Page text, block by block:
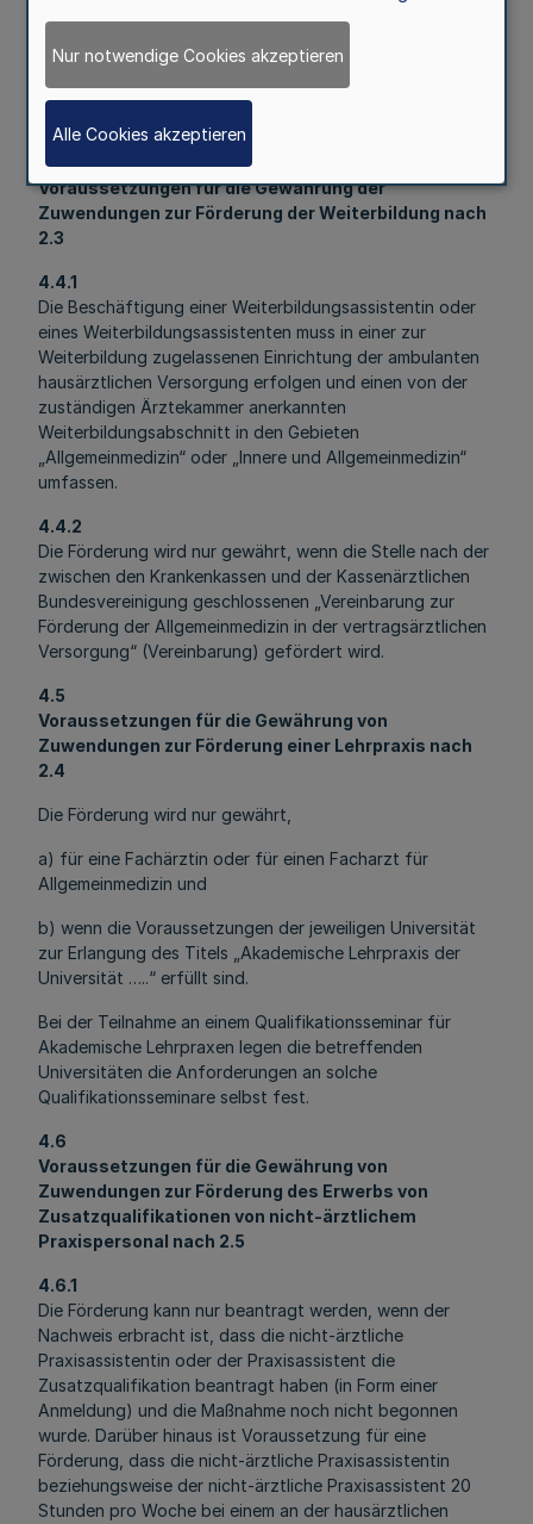
aufgenommen wird und
4.3.3
den Arbeitsvertrag mit der angestellten Ärztin oder dem
4.4
Voraussetzungen für die Gewährung der
Zuwendungen zur Förderung der Weiterbildung nach
2.3
4.4.1
Die Beschäftigung einer Weiterbildungsassistentin oder
eines Weiterbildungsassistenten muss in einer zur
Weiterbildung zugelassenen Einrichtung der ambulanten
hausärztlichen Versorgung erfolgen und einen von der
zuständigen Ärztekammer anerkannten
Weiterbildungsabschnitt in den Gebieten
„Allgemeinmedizin“ oder „Innere und Allgemeinmedizin“
umfassen.
4.4.2
Die Förderung wird nur gewährt, wenn die Stelle nach der
zwischen den Krankenkassen und der Kassenärztlichen
Bundesvereinigung geschlossenen „Vereinbarung zur
Förderung der Allgemeinmedizin in der vertragsärztlichen
Versorgung“ (Vereinbarung) gefördert wird.
4.5
Voraussetzungen für die Gewährung von
Zuwendungen zur Förderung einer Lehrpraxis nach
2.4
Die Förderung wird nur gewährt,
a) für eine Fachärztin oder für einen Facharzt für
Allgemeinmedizin und
b) wenn die Voraussetzungen der jeweiligen Universität
zur Erlangung des Titels „Akademische Lehrpraxis der
Universität …..“ erfüllt sind.
Bei der Teilnahme an einem Qualifikationsseminar für
Akademische Lehrpraxen legen die betreffenden
Universitäten die Anforderungen an solche
Qualifikationsseminare selbst fest.
4.6
Voraussetzungen für die Gewährung von
Zuwendungen zur Förderung des Erwerbs von
Zusatzqualifikationen von nicht-ärztlichem
Praxispersonal nach 2.5
4.6.1
Die Förderung kann nur beantragt werden, wenn der
Nachweis erbracht ist, dass die nicht-ärztliche
Praxisassistentin oder der Praxisassistent die
Zusatzqualifikation beantragt haben (in Form einer
Anmeldung) und die Maßnahme noch nicht begonnen
wurde. Darüber hinaus ist Voraussetzung für eine
Förderung, dass die nicht-ärztliche Praxisassistentin
beziehungsweise der nicht-ärztliche Praxisassistent 20
Stunden pro Woche bei einem an der hausärztlichen
Nur notwendige Cookies akzeptieren
Alle Cookies akzeptieren